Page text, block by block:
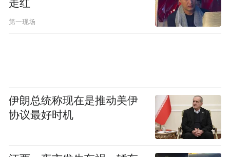
走红
第一现场
伊朗总统称现在是推动美伊
协议最好时机